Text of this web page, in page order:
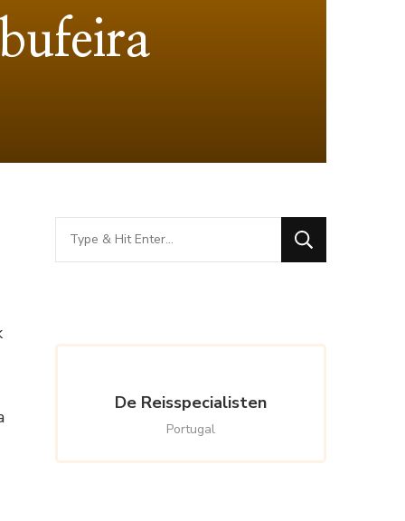
Looking
for
De Reisspecialisten
Portugal